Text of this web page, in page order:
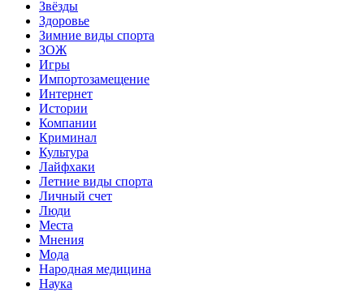
Звёзды
Здоровье
Зимние виды спорта
ЗОЖ
Игры
Импортозамещение
Интернет
Истории
Компании
Криминал
Культура
Лайфхаки
Летние виды спорта
Личный счет
Люди
Места
Мнения
Мода
Народная медицина
Наука